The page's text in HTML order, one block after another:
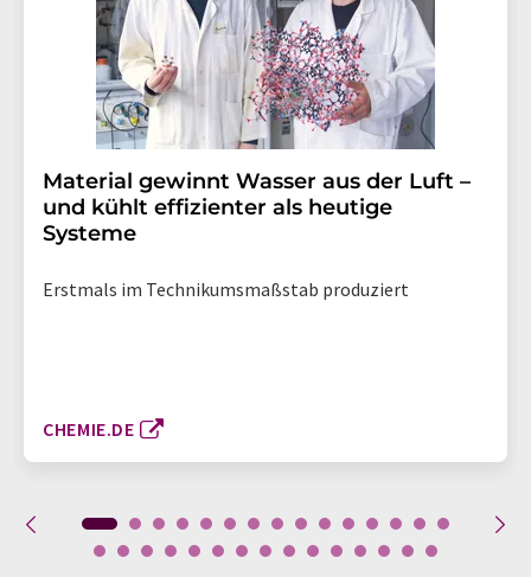
Material gewinnt Wasser aus der Luft –
und kühlt effizienter als heutige
Systeme
Erstmals im Technikumsmaßstab produziert
CHEMIE.DE